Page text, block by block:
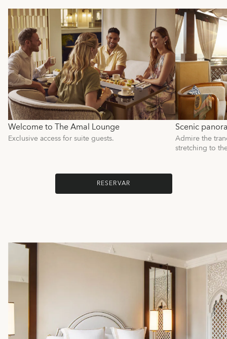
Welcome to The Amal Lounge
Exclusive access for suite guests.
Scenic
Admire the
stretching to
RESERVAR